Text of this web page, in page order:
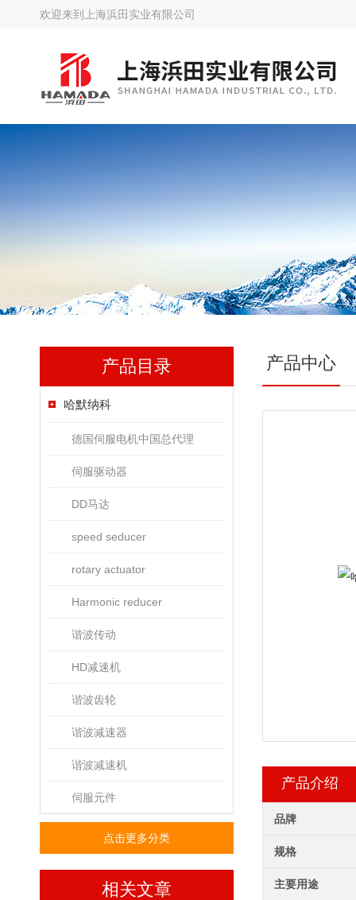
欢迎来到 上海浜田实业有限公司
产品目录
哈默纳科
德国伺服电机中国总代理
伺服驱动器
DD马达
speed seducer
rotary actuator
Harmonic reducer
谐波传动
HD减速机
谐波齿轮
谐波减速器
谐波减速机
伺服元件
点击更多分类
相关文章
产品中心
产品介绍
品牌
规格
主要用途